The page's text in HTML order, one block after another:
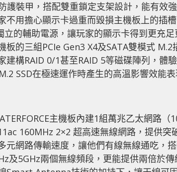
護裝甲，搭配雙重鎖定支架設計，能有效
不用擔心顯示卡過重而毀損主機板上的插
立的輔助電源，讓玩家的顯示卡得到更充
板的三組PCIe Gen3 X4及SATA雙模式
建構RAID 0/1甚至RAID 5等磁碟陣列，體
SSD在極速運作時產生的高溫影響效能表
主機板內建1組萬兆乙太網路
160MHz 2×2 超高速無線網路，提供突
元網路傳輸速度，讓他們有線無線通吃，
及5GHz兩個無線頻段，更能提供兩倍於傳